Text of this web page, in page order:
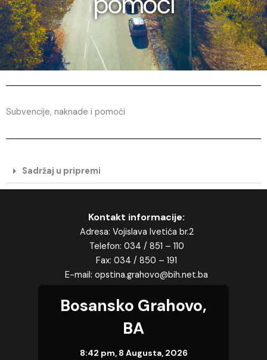
Subvencije, naknade i pomoći​
Sadržaj u pripremi
Kontakt informacije:
Adresa: Vojislava Ivetića br.2
Telefon: 034 / 851 – 110
Fax: 034 / 850 – 191
E-mail: opstina.grahovo@bih.net.ba
Bosansko Grahovo,
BA
8:42 pm, 8 Augusta, 2026